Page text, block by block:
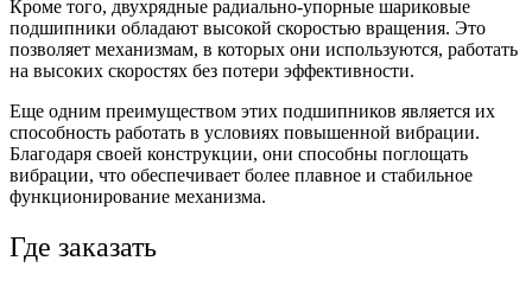
Кроме того, двухрядные радиально-упорные шариковые
подшипники обладают высокой скоростью вращения. Это
позволяет механизмам, в которых они используются, работать
на высоких скоростях без потери эффективности.
Еще одним преимуществом этих подшипников является их
способность работать в условиях повышенной вибрации.
Благодаря своей конструкции, они способны поглощать
вибрации, что обеспечивает более плавное и стабильное
функционирование механизма.
Где заказать